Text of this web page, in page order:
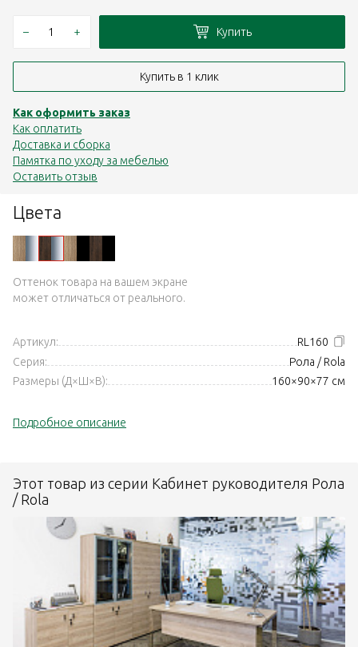
Цвета
Оттенок товара на вашем экране
может отличаться от реального.
Артикул:
RL160
Серия:
Рола / Rola
Размеры (Д×Ш×В):
160×90×77 см
Подробное описание
– + Купить
Купить в 1 клик
Как оформить заказ
Как оплатить
Доставка и сборка
Памятка по уходу за мебелью
Оставить отзыв
Этот товар из серии Кабинет руководителя Рола
/ Rola